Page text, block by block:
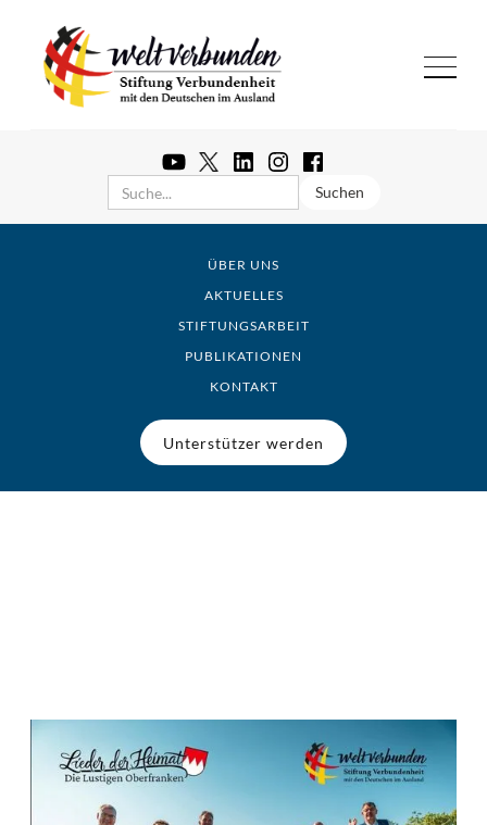
ÜBER UNS
AKTUELLES
STIFTUNGSARBEIT
PUBLIKATIONEN
KONTAKT
Unterstützer werden